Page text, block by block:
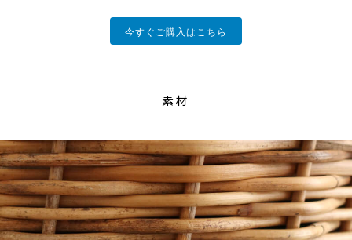
今すぐご購入はこちら
素材